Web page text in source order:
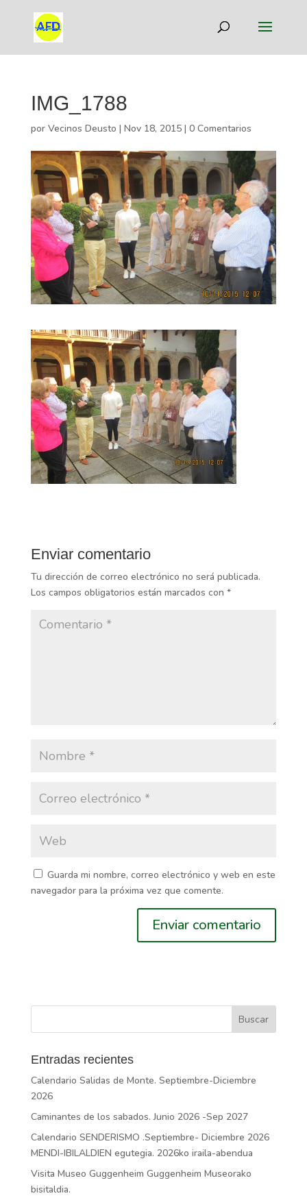
IMG_1788
por Vecinos Deusto | Nov 18, 2015| 0 Comentarios
Enviar comentario
Tu dirección de correo electrónico no será publicada.
Los campos obligatorios están marcados con *
Guarda mi nombre, correo electrónico y web en este
navegador para la próxima vez que comente.
Entradas recientes
Calendario Salidas de Monte. Septiembre-Diciembre
2026
Caminantes de los sabados. Junio 2026 -Sep 2027
Calendario SENDERISMO .Septiembre- Diciembre 2026
MENDI-IBILALDIEN egutegia. 2026ko iraila-abendua
Visita Museo Guggenheim Guggenheim Museorako
bisitaldia.